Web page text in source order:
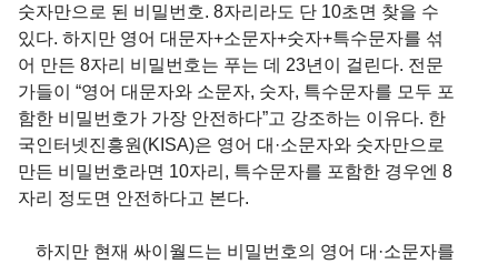
숫자만으로 된 비밀번호. 8자리라도 단 10초면 찾을 수
있다. 하지만 영어 대문자+소문자+숫자+특수문자를 섞
어 만든 8자리 비밀번호는 푸는 데 23년이 걸린다. 전문
가들이 “영어 대문자와 소문자, 숫자, 특수문자를 모두 포
함한 비밀번호가 가장 안전하다”고 강조하는 이유다. 한
국인터넷진흥원(KISA)은 영어 대·소문자와 숫자만으로
만든 비밀번호라면 10자리, 특수문자를 포함한 경우엔 8
자리 정도면 안전하다고 본다.
하지만 현재 싸이월드는 비밀번호의 영어 대·소문자를